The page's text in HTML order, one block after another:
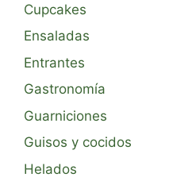
Cupcakes
Ensaladas
Entrantes
Gastronomía
Guarniciones
Guisos y cocidos
Helados